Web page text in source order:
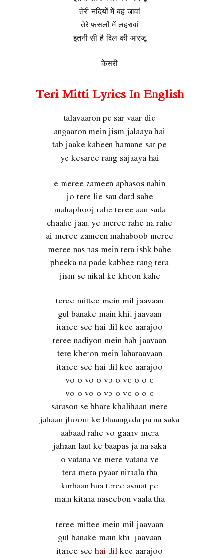
तेरी नदियों में बह जावां
तेरे फसलों में लहरावां
इतनी सी है दिल की आरजू
केसरी
Teri Mitti Lyrics In English
talavaaron pe sar vaar die
angaaron mein jism jalaaya hai
tab jaake kaheen hamane sar pe
ye kesaree rang sajaaya hai
e meree zameen aphasos nahin
jo tere lie sau dard sahe
mahaphooj rahe teree aan sada
chaahe jaan ye meree rahe na rahe
ai meree zameen mahaboob meree
meree nas nas mein tera ishk bahe
pheeka na pade kabhee rang tera
jism se nikal ke khoon kahe
teree mittee mein mil jaavaan
gul banake main khil jaavaan
itanee see hai dil kee aarajoo
teree nadiyon mein bah jaavaan
tere kheton mein laharaavaan
itanee see hai dil kee aarajoo
vo o vo o vo o vo o o o
vo o vo o vo o vo o o o
sarason se bhare khalihaan mere
jahaan jhoom ke bhaangada pa na saka
aabaad rahe vo gaanv mera
jahaan laut ke baapas ja na saka
o vatana ve mere vatana ve
tera mera pyaar niraala tha
kurbaan hua teree asmat pe
main kitana naseebon vaala tha
teree mittee mein mil jaavaan
gul banake main khil jaavaan
itanee see hai dil kee aarajoo